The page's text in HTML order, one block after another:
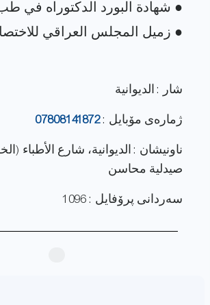
شار : الديوانية
ژماره‌ی مۆبایل :07808141872
ناونيشان : الديوانية، شارع الأطباء
صيدلية محاسن
سەردانی پرۆفایل : 1096